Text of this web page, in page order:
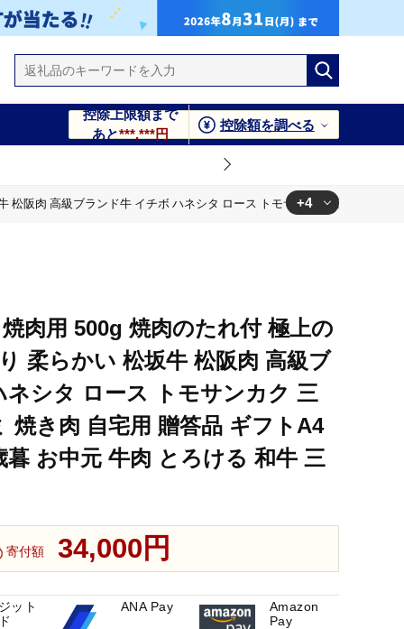
控除上限額まで
あと***,***円
控除額を調べる
阪肉 高級ブランド牛 イチボ ハネシタ ロース トモサンカク 三角 ミス
ンカク 三角 ミスジ カイノミ 焼き肉 自宅用 贈答品 ギフトA4
カク 三角 ミスジ カイノミ 焼き肉 自宅用 贈答品 ギフトA4
+4
肉用 500g 焼肉のたれ付 極上の
柔らかい 松坂牛 松阪肉 高級ブ
シタ ロース トモサンカク 三
焼き肉 自宅用 贈答品 ギフトA4
暮 お中元 牛肉 とろける 和牛 三
寄付額 34,000円
ット
ANA Pay
Amazon
Pay